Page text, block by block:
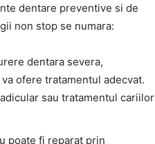
dentare preventive si de
non stop se numara:
dentara severa,
ofere tratamentul adecvat.
sau tratamentul cariilor
poate fi reparat prin